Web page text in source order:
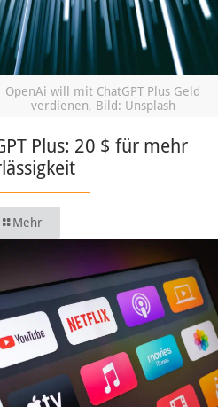
OpenAi will mit ChatGPT Plus Geld
verdienen, Bild: Unsplash
Plus: 20 $ für mehr
Mehr